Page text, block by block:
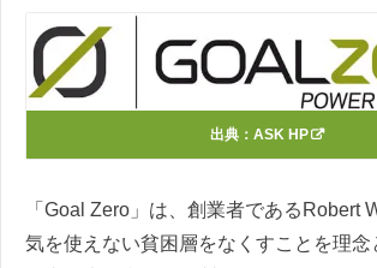
出典： ASK HP
「Goal Zero」は、創業者であるRobert
気を使えない貧困層をなくすことを理念